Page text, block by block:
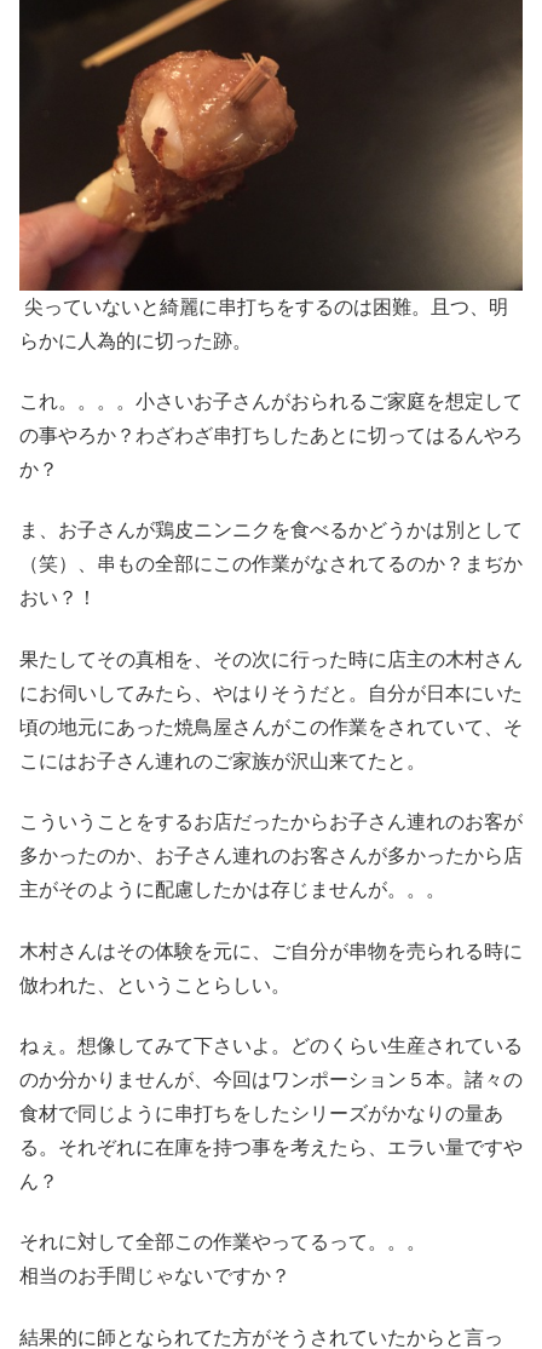
尖っていないと綺麗に串打ちをするのは困難。且つ、明
らかに人為的に切った跡。
これ。。。。小さいお子さんがおられるご家庭を想定して
の事やろか？わざわざ串打ちしたあとに切ってはるんやろ
か？
ま、お子さんが鶏皮ニンニクを食べるかどうかは別として
（笑）、串もの全部にこの作業がなされてるのか？まぢか
おい？！
果たしてその真相を、その次に行った時に店主の木村さん
にお伺いしてみたら、やはりそうだと。自分が日本にいた
頃の地元にあった焼鳥屋さんがこの作業をされていて、そ
こにはお子さん連れのご家族が沢山来てたと。
こういうことをするお店だったからお子さん連れのお客が
多かったのか、お子さん連れのお客さんが多かったから店
主がそのように配慮したかは存じませんが。。。
木村さんはその体験を元に、ご自分が串物を売られる時に
倣われた、ということらしい。
ねぇ。想像してみて下さいよ。どのくらい生産されている
のか分かりませんが、今回はワンポーション５本。諸々の
食材で同じように串打ちをしたシリーズがかなりの量あ
る。それぞれに在庫を持つ事を考えたら、エラい量ですや
ん？
それに対して全部この作業やってるって。。。
相当のお手間じゃないですか？
結果的に師となられてた方がそうされていたからと言っ